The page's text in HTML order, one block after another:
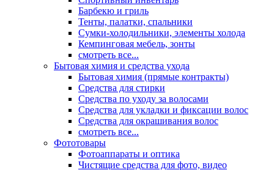
Барбекю и гриль
Тенты, палатки, спальники
Сумки-холодильники, элементы холода
Кемпинговая мебель, зонты
смотреть все...
Бытовая химия и средства ухода
Бытовая химия (прямые контракты)
Средства для стирки
Средства по уходу за волосами
Средства для укладки и фиксации волос
Средства для окрашивания волос
смотреть все...
Фототовары
Фотоаппараты и оптика
Чистящие средства для фото, видео